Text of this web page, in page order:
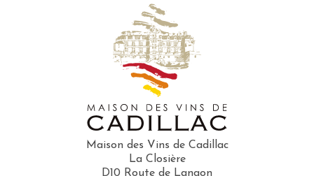
Maison des Vins de Cadillac
La Closière
D10 Route de Langon